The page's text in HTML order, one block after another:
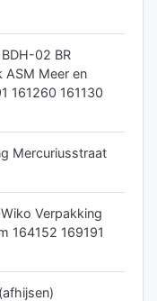
02 BR
ASM Meer en
161260 161130
Mercuriusstraat
Verpakking
164152 169191